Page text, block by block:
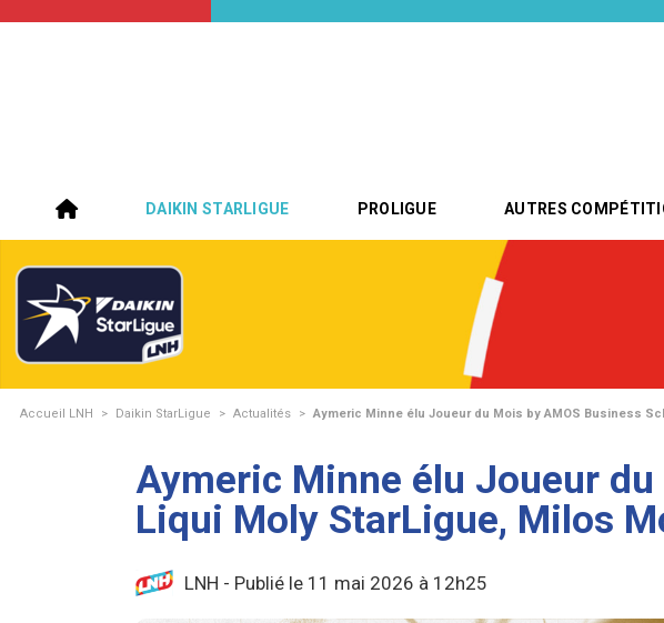
DAIKIN STARLIGUE PROLIGUE AUTRES
Accueil LNH > Daikin StarLigue > Actualités > Aymeric Minne élu Joueur du Mois by AMOS Business
Aymeric Minne élu Joueur
Liqui Moly StarLigue, Milos
LNH - Publié le 11 mai 2026 à 12h25